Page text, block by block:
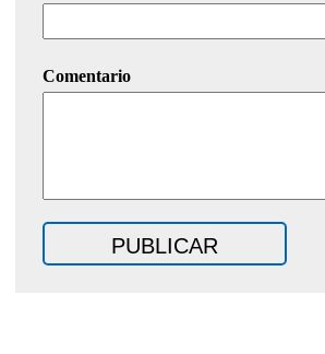
Comentario